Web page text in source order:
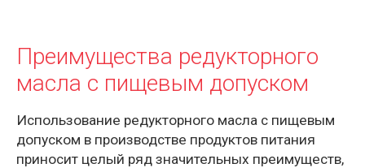
Преимущества редукторного
масла с пищевым допуском
Использование редукторного масла с пищевым
допуском в производстве продуктов питания
приносит целый ряд значительных преимуществ,